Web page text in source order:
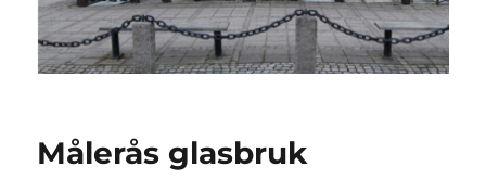
Målerås glasbruk